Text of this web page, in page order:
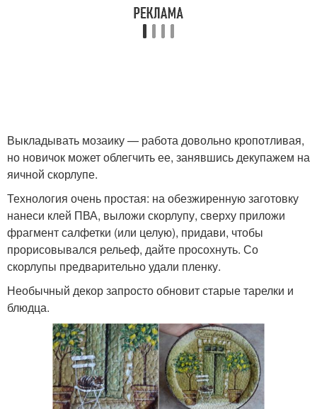
Выкладывать мозаику — работа довольно кропотливая,
но новичок может облегчить ее, занявшись декупажем на
яичной скорлупе.
Технология очень простая: на обезжиренную заготовку
нанеси клей ПВА, выложи скорлупу, сверху приложи
фрагмент салфетки (или целую), придави, чтобы
прорисовывался рельеф, дайте просохнуть. Со
скорлупы предварительно удали пленку.
Необычный декор запросто обновит старые тарелки и
блюдца.